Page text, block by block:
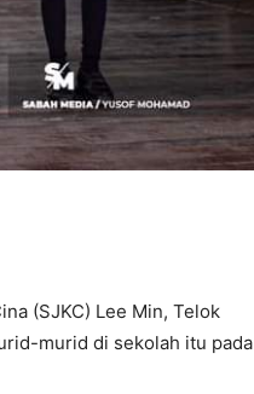
(SJKC) Lee Min, Telok
murid di sekolah itu pada